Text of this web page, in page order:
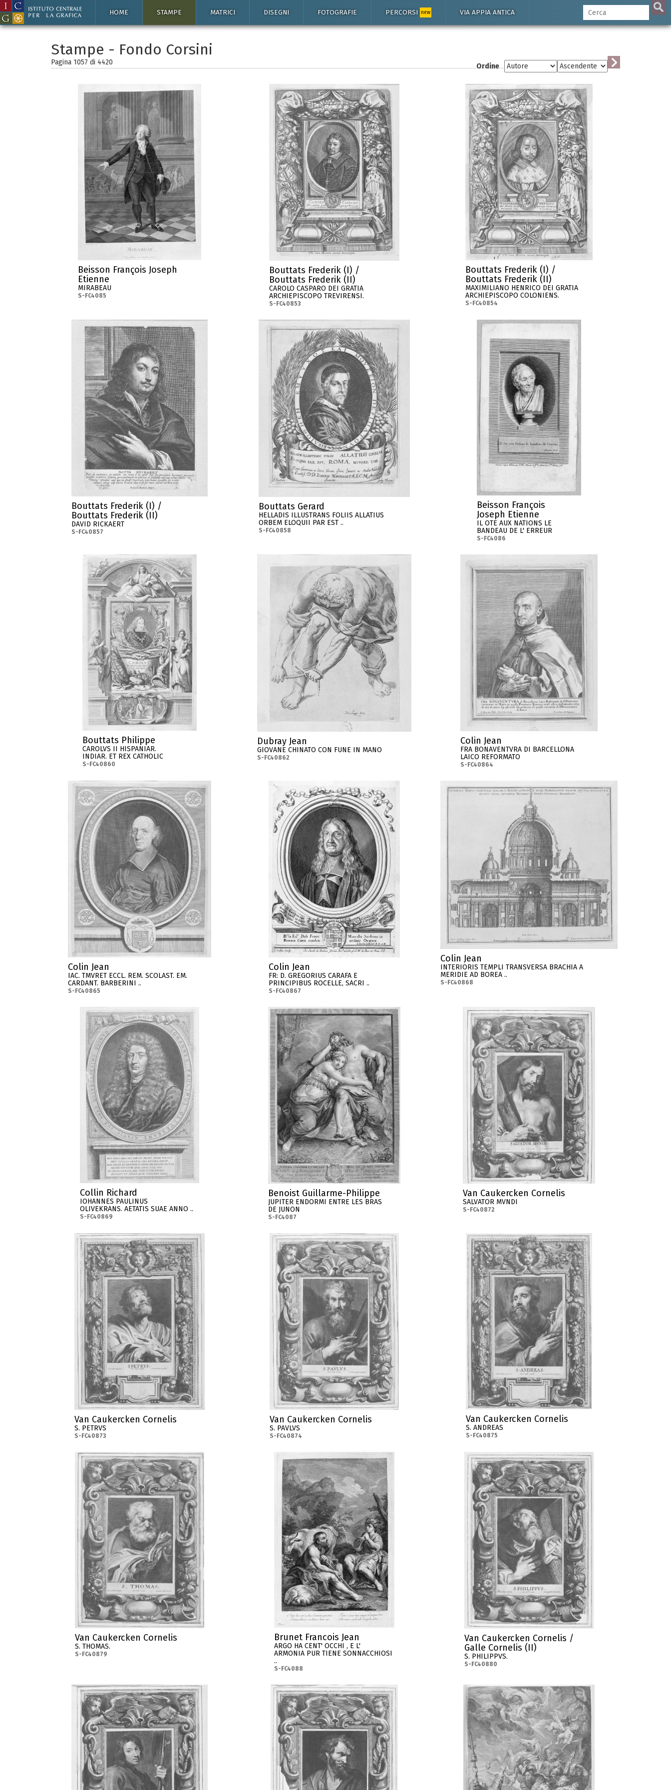
HOME STAMPE MATRICI DISEGNI FOTOGRAFIE PERCORSI new VIA APPIA ANTICA
Stampe - Fondo Corsini
Pagina 1057 di 4420 Ordine
Beisson François Joseph
Etienne
MIRABEAU
S-FC4085
Bouttats Frederik (I) /
Bouttats Frederik (II)
CAROLO CASPARO DEI GRATIA
ARCHIEPISCOPO TREVIRENSI.
S-FC40853
Bouttats Frederik (I) /
Bouttats Frederik (II)
MAXIMILIANO HENRICO DEI GRATIA
ARCHIEPISCOPO COLONIENS.
S-FC40854
Bouttats Frederik (I) /
Bouttats Frederik (II)
DAVID RICKAERT
S-FC40857
Bouttats Gerard
HELLADIS ILLUSTRANS FOLIIS ALLATIUS
ORBEM ELOQUII PAR EST ..
S-FC40858
Beisson François
Joseph Etienne
IL OTE AUX NATIONS LE
BANDEAU DE L' ERREUR
S-FC4086
Bouttats Philippe
CAROLVS II HISPANIAR.
INDIAR. ET REX CATHOLIC
S-FC40860
Dubray Jean
GIOVANE CHINATO CON FUNE IN MANO
S-FC40862
Colin Jean
FRA BONAVENTVRA DI BARCELLONA
LAICO REFORMATO
S-FC40864
Colin Jean
IAC. TMVRET ECCL. REM. SCOLAST. EM.
CARDANT. BARBERINI ..
S-FC40865
Colin Jean
FR: D. GREGORIUS CARAFA E
PRINCIPIBUS ROCELLE, SACRI ..
S-FC40867
Colin Jean
INTERIORIS TEMPLI TRANSVERSA BRACHIA A
MERIDIE AD BOREA ..
S-FC40868
Collin Richard
IOHANNES PAULINUS
OLIVEKRANS. AETATIS SUAE ANNO ..
S-FC40869
Benoist Guillarme-Philippe
JUPITER ENDORMI ENTRE LES BRAS
DE JUNON
S-FC4087
Van Caukercken Cornelis
SALVATOR MVNDI
S-FC40872
Van Caukercken Cornelis
S. PETRVS
S-FC40873
Van Caukercken Cornelis
S. PAVLVS
S-FC40874
Van Caukercken Cornelis
S. ANDREAS
S-FC40875
Van Caukercken Cornelis
S. THOMAS.
S-FC40879
Brunet Francois Jean
ARGO HA CENT' OCCHI , E L'
ARMONIA PUR TIENE SONNACCHIOSI
..
S-FC4088
Van Caukercken Cornelis /
Galle Cornelis (II)
S. PHILIPPVS.
S-FC40880